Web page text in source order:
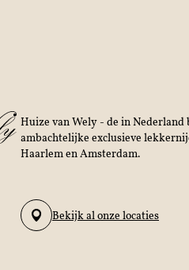
Huize van Wely - de in
ambachtelijke exclusieve
Haarlem en Amsterdam.
Bekijk al onze locaties